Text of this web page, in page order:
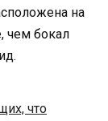
на
чем бокал
что